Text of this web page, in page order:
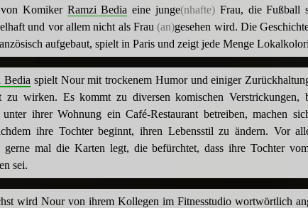
von Komiker Ramzi Bedia eine junge(nhafte) Frau, die Fußball
und vor allem nicht als Frau(an)gesehen wird. Die
aufgebaut, spielt in Paris und zeigt jede Menge
Bedia spielt Nour mit trockenem Humor und einiger
zu wirken. Es kommt zu diversen komischen Verstrickungen,
ihrer Wohnung ein Café-Restaurant betreiben, machen
ihre Tochter beginnt, ihren Lebensstil zu ändern. Vor
gerne mal die Karten legt, die befürchtet, dass ihre Tochter
sei.
wird Nour von ihrem Kollegen im Fitnesstudio wortwörtlich